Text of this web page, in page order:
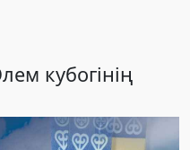
кубогінің